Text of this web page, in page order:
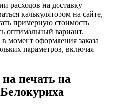
расходов на доставку
калькулятором на сайте,
примерную стоимость
оптимальный вариант.
момент оформления заказа
параметров, включая
печать на